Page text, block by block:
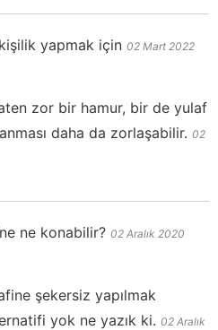
yapmak için 02 Mart 2022
zor bir hamur, bir de yulaf
daha da zorlaşabilir. 02
ne konabilir? 02 Aralık 2020
şekersiz yapılmak
yok ne yazık ki. 02 Aralık